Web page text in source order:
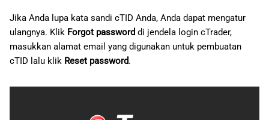
Jika Anda lupa kata sandi cTID Anda, Anda dapat mengatur
ulangnya. Klik Forgot password di jendela login cTrader,
masukkan alamat email yang digunakan untuk pembuatan
cTID lalu klik Reset password.